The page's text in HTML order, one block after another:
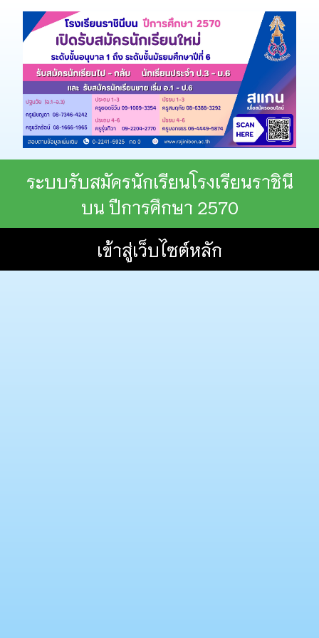
ระบบรับสมัครนักเรียนโรงเรียนราชินี
บน ปีการศึกษา 2570
เข้าสู่เว็บไซต์หลัก